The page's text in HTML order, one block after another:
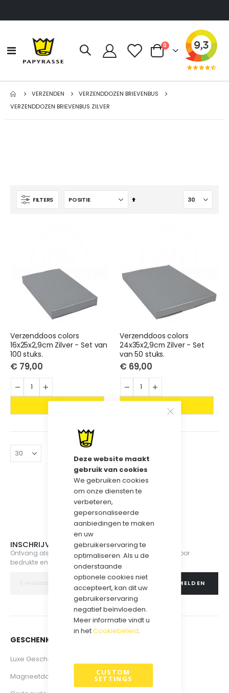
Deze website maakt
gebruik van cookies
We gebruiken cookies
om onze diensten te
verbeteren,
gepersonaliseerde
aanbiedingen te maken
en uw
gebruikerservaring te
optimaliseren. Als u de
onderstaande
optionele cookies niet
accepteert, kan dit uw
gebruikerservaring
negatief beïnvloeden.
Meer informatie vindt u
in hetCookiebeleid.
CUSTOM
SETTINGS
Toggle
Nav
Cart
0producten
VERZENDEN
VERZENDDOZEN BRIEVENBUS
VERZENDDOZEN BRIEVENBUS ZILVER
FILTERS
Van
Verzenddoos colors
16x25x2,9cm Zilver - Set van
100 stuks.
€ 79,00
Verzenddoos colors
24x35x2,9cm Zilver - Set
van 50 stuks.
€ 69,00
INSCHRIJVEN NIEUWSBRIEF
Ontvang als eerste nieuws, acties en aanbiedingen voor
bedrukte en onbedrukte geschenkdozen.
AANMELDEN
GESCHENKDOZEN & VERPAKKINGEN
Luxe Geschenkdozen
Magneetdozen